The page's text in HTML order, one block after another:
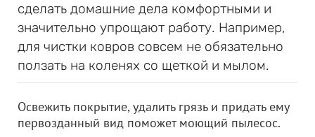
сделать домашние дела комфортными и
значительно упрощают работу. Например,
для чистки ковров совсем не обязательно
ползать на коленях со щеткой и мылом.
Освежить покрытие, удалить грязь и придать ему
первозданный вид поможет моющий пылесос.